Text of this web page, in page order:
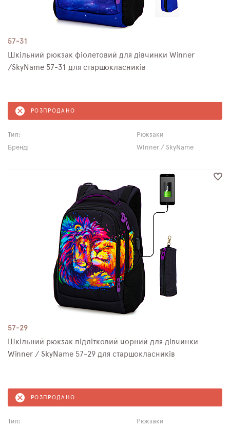
57-31
Шкільний рюкзак фіолетовий для дівчинки Winner
/SkyNamе 57-31 для старшокласників
РОЗПРОДАНО
Тип:
Рюкзаки
Бренд:
Winner / SkyName
57-29
Шкільний рюкзак підлітковий чорний для дівчинки
Winner / SkyNamе 57-29 для старшокласників
РОЗПРОДАНО
Тип: Рюкзаки